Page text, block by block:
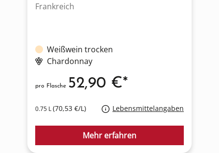
Frankreich
Weißwein trocken
Chardonnay
0.75 L(70,53 €/L) Lebensmittelangaben
pro Flasche 52,90 €*
Mehr erfahren